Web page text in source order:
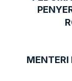
MENTERI